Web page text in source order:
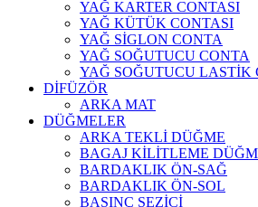
YAĞ KARTER CONTASI
YAĞ KÜTÜK CONTASI
YAĞ SİGLON CONTA
YAĞ SOĞUTUCU CONTA
YAĞ SOĞUTUCU LASTİK
DİFÜZÖR
ARKA MAT
DÜĞMELER
ARKA TEKLİ DÜĞME
BAGAJ KİLİTLEME
BARDAKLIK ÖN-SAĞ
BARDAKLIK ÖN-SOL
BASINÇ SEZİCİ